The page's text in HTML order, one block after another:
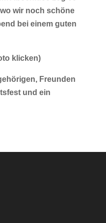
wir noch schöne
bei einem guten
klicken)
Freunden
und ein